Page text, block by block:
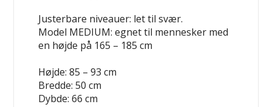
Justerbare niveauer: let til svær.
Model MEDIUM: egnet til mennesker med
en højde på 165 – 185 cm
Højde: 85 – 93 cm
Bredde: 50 cm
Dybde: 66 cm